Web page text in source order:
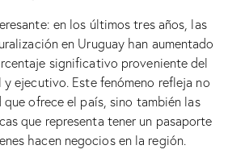
en los últimos tres años, las
en Uruguay han aumentado
significativo proveniente del
ejecutivo. Este fenómeno refleja no
ofrece el país, sino también las
que representa tener un pasaporte
hacen negocios en la región.